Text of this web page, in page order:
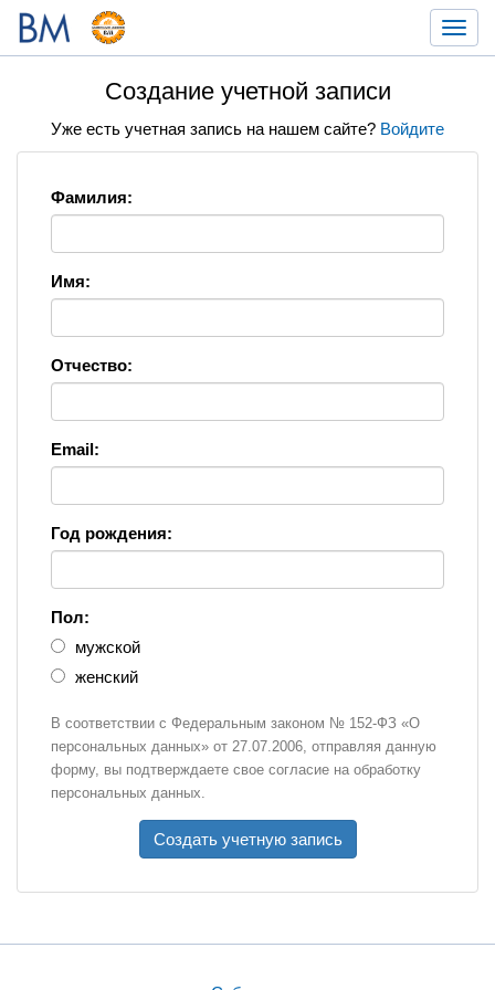
Создание учетной записи
Уже есть учетная запись на нашем сайте? Войдите
Фамилия:
Имя:
Отчество:
Email:
Год рождения:
Пол:
мужской
женский
В соответствии с Федеральным законом № 152-ФЗ «О
персональных данных» от 27.07.2006, отправляя данную
форму, вы подтверждаете свое согласие на обработку
персональных данных.
Создать учетную запись